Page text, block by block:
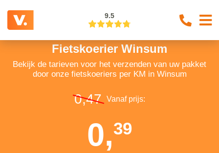
9.5
Fietskoerier Winsum
Bekijk de tarieven voor het verzenden van uw pakket
door onze fietskoeriers per KM in Winsum
0,47 Vanaf prijs:
0,39